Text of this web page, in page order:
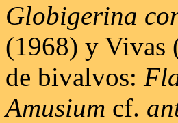
Globigerina
(1968) y Vivas
de bivalvos:
Amusium cf.